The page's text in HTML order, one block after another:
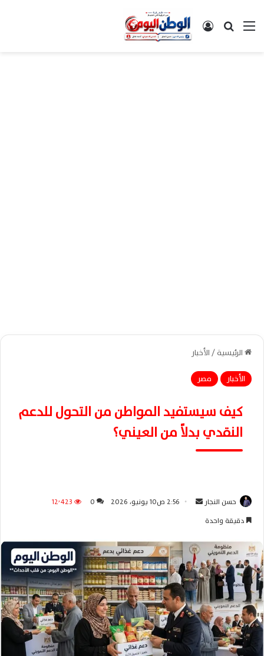
القائمةبحث عن تسجيل الدخول
الرئيسية/الأخبار
الأخبار
مصر
كيف سيستفيد المواطن من التحول للدعم
النقدي بدلاً من العيني؟
حسن النجار
ل
ب
ر
ي
د
ا
2:56 ص10 يونيو، 2026 0
12٬423
دقيقة واحدة